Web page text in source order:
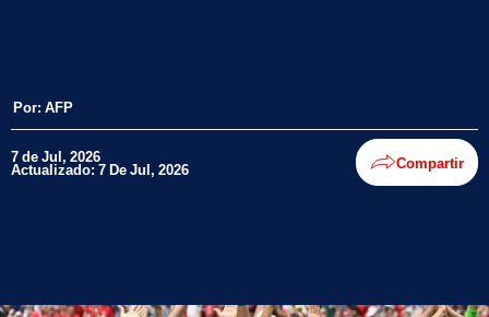
Por: AFP
7 de Jul, 2026
Actualizado: 7 De Jul, 2026 Compartir